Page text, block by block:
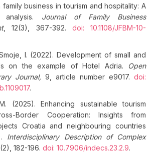
business in tourism and hospitality: A
analysis. Journal of Family Business
, 12(3), 367-392. doi: 10.1108/JFBM-10-
I. (2022). Development of small and
on the example of Hotel Adria.
Open
Journal, 9, article number e9017. doi:
.
(2025). Enhancing sustainable tourism
Border Cooperation: Insights from
Croatia and neighbouring countries
Interdisciplinary Description of Complex
182-196. doi: 10.7906/indecs.23.2.9.